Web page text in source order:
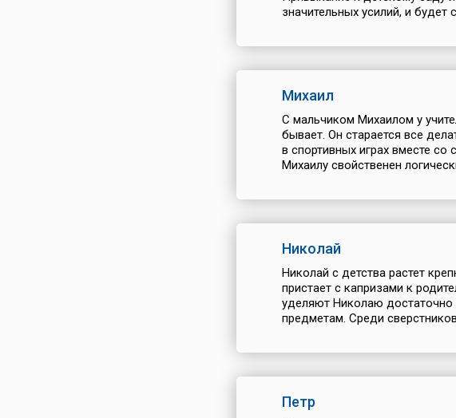
значительных усилий, и будет
Михаил
С мальчиком Михаилом у
бывает. Он старается все
в спортивных играх вместе со
Михаилу свойственен
Николай
Николай с детства растет
пристает с капризами к
уделяют Николаю достаточно
предметам. Среди
Петр